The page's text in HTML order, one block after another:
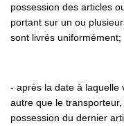
possession des articles
portant sur un ou
sont livrés uniformément;
- après la date à laquelle
autre que le
possession du dernier